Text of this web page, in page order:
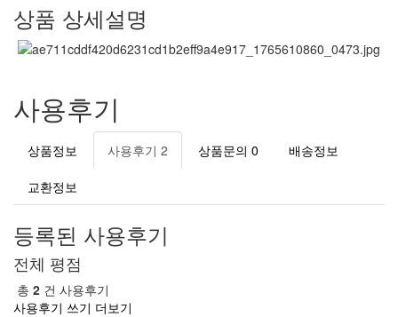
상품 상세설명
사용후기
상품정보 사용후기 2 상품문의 0 배송정보
교환정보
등록된 사용후기
전체 평점
총 2 건 사용후기
사용후기 쓰기 더보기